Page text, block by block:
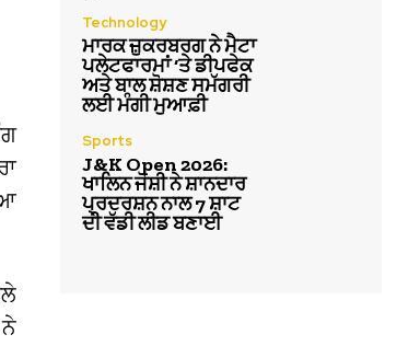
Technology
ਮਾਰਕ ਜ਼ੁਕਰਬਰਗ ਨੇ ਮੈਟਾ
ਪਲੇਟਫਾਰਮਾਂ ‘ਤੇ ਡੀਪਫੇਕ
ਅਤੇ ਬਾਲ ਸ਼ੋਸ਼ਣ ਸਮੱਗਰੀ
ਲਈ ਮੰਗੀ ਮੁਆਫ਼ੀ
Sports
J&K Open 2026:
ਖਾਲਿਨ ਜੋਸ਼ੀ ਨੇ ਸ਼ਾਨਦਾਰ
ਪ੍ਰਦਰਸ਼ਨ ਨਾਲ 7 ਸ਼ਾਟ
ਦੀ ਵੱਡੀ ਲੀਡ ਬਣਾਈ